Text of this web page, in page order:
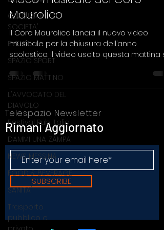
CULTURA E
SOCIETA'
EVENTI
SPAZIO SPORT
SPAZIO MATTINO
L'AVVOCATO DEL
DIAVOLO
Festival Pub Italia
DAMMI UNA ZAMPA
NEWS MESSINA
FOOD & BEVERAGE
SANITA'
Trasporto
pubblico e
Maurolico
Il Coro Maurolico lancia il nuovo video
musicale per la chiusura dell’anno
scolastico. Il video uscito questa mattina
YouTube è stato
Telespazio Newsletter
Rimani Aggiornato
SUBSCRIBE